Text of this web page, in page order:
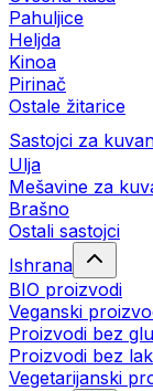
Pahuljice
Heljda
Kinoa
Pirinač
Ostale žitarice
Sastojci za
Ulja
Mešavine za
Brašno
Ostali sastojci
Ishrana
BIO proizvodi
Veganski
Proizvodi bez
Proizvodi bez
Vegetarijanski